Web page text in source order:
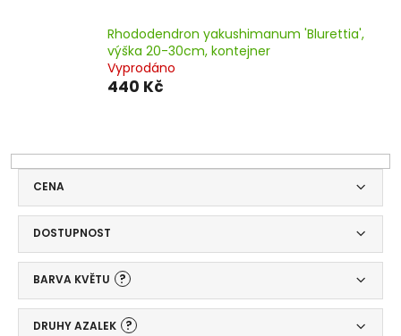
Rhododendron yakushimanum 'Blurettia',
výška 20-30cm, kontejner
Vyprodáno
440 Kč
CENA
DOSTUPNOST
BARVA KVĚTU ?
DRUHY AZALEK ?